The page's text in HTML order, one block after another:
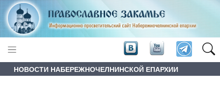
НОВОСТИ НАБЕРЕЖНОЧЕЛНИНСКОЙ ЕПАРХИИ